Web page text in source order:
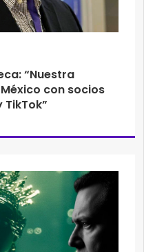
“Nuestra
con socios